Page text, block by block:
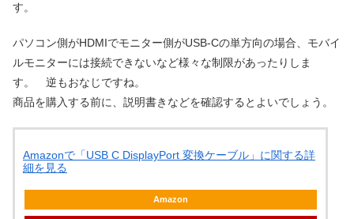
す。
パソコン側がHDMIでモニター側がUSB-Cの単方向の場合、モバイ
ルモニターには接続できないなど様々な制限があったりしま
す。 逆もおなじですね。
商品を購入する前に、説明書きなどを確認するとよいでしょう。
Amazonで「USB C DisplayPort 変換ケーブル」に関する詳
細を見る
Amazon